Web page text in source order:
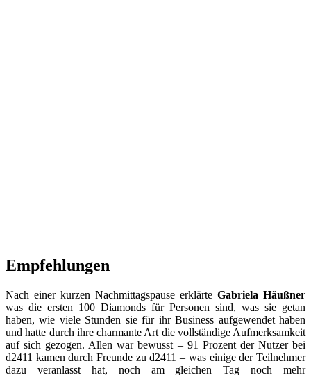
Empfehlungen
Nach einer kurzen Nachmittagspause erklärte Gabriela Häußner
was die ersten 100 Diamonds für Personen sind, was sie getan
haben, wie viele Stunden sie für ihr Business aufgewendet haben
und hatte durch ihre charmante Art die vollständige Aufmerksamkeit
auf sich gezogen. Allen war bewusst – 91 Prozent der Nutzer bei
d2411 kamen durch Freunde zu d2411 – was einige der Teilnehmer
dazu veranlasst hat, noch am gleichen Tag noch mehr